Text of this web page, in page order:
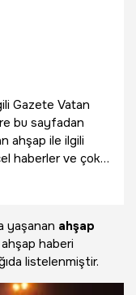
Gazete Vatan
bu sayfadan
ahşap ile ilgili
haberler ve çok
yaşanan ahşap
haberi
listelenmiştir.